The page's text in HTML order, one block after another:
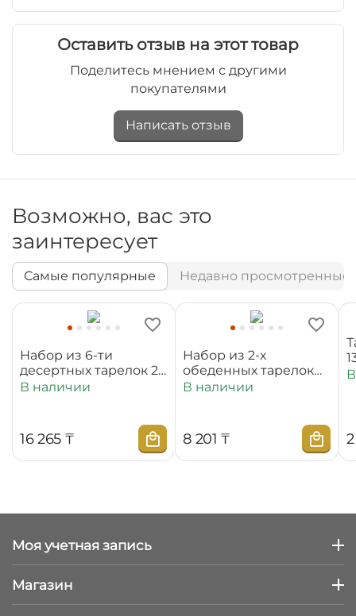
Оставить отзыв на этот товар
Поделитесь мнением с другими
покупателями
Написать отзыв
Возможно, вас это
заинтересует
Самые популярные Недавно просмотренные
Набор из 6-ти
десертных тарелок 20
см WL‑880100‑JV/6C
В наличии
16 265 ₸
Набор из 2-х
обеденных тарелок
25,5 см
В наличии
8 201 ₸
Моя учетная запись
Магазин